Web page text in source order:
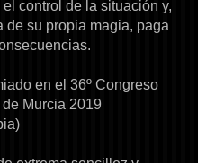
control de la situación y,
de su propia magia, paga
en el 36º Congreso
Murcia 2019